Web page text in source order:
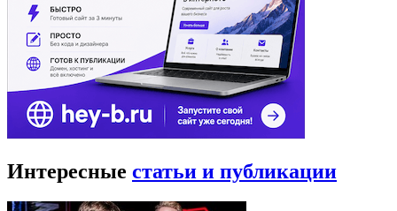
Интересные статьи и публикации